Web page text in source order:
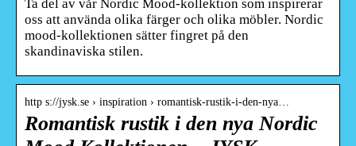
Ta del av vår Nordic Mood-kollektion som inspirerar
oss att använda olika färger och olika möbler. Nordic
mood-kollektionen sätter fingret på den
skandinaviska stilen.
http s://jysk.se › inspiration › romantisk-rustik-i-den-nya…
Romantisk rustik i den nya Nordic